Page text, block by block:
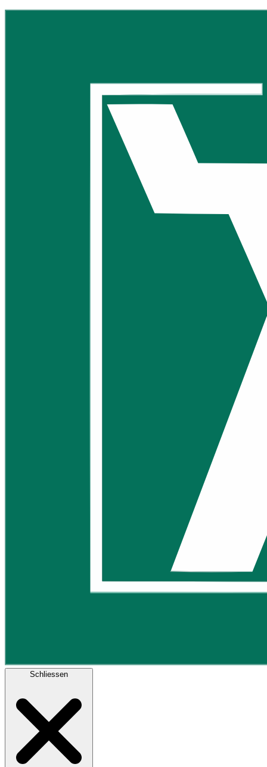
Schliessen